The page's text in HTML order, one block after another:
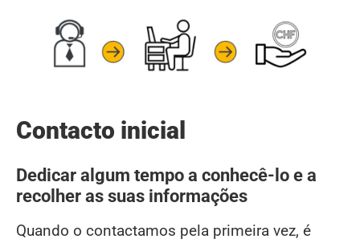
Contacto inicial
Dedicar algum tempo a conhecê-lo e a
recolher as suas informações
Quando o contactamos pela primeira vez, é